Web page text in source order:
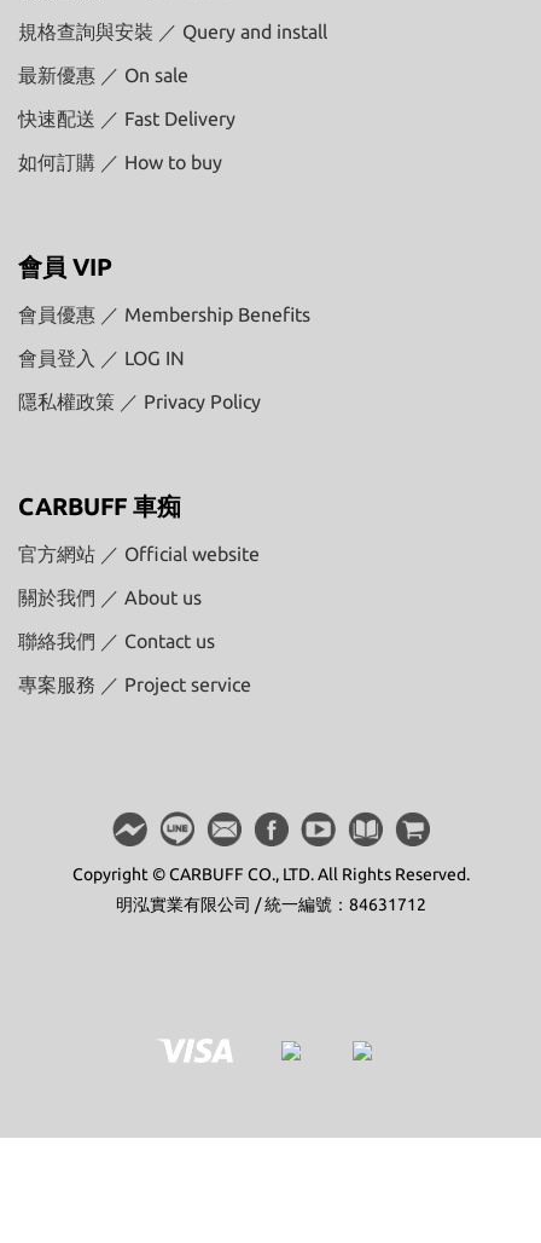
規格查詢與安裝 ／ Query and install
最新優惠 ／ On sale
快速配送 ／ Fast Delivery
如何訂購 ／ How to buy
會員 VIP
會員優惠 ／ Membership Benefits
會員登入 ／ LOG IN
隱私權政策 ／ Privacy Policy
CARBUFF 車痴
官方網站 ／ Official website
關於我們 ／ About us
聯絡我們 ／ Contact us
專案服務 ／ Project service
Copyright © CARBUFF CO., LTD. All Rights Reserved.
明泓實業有限公司 / 統一編號：84631712